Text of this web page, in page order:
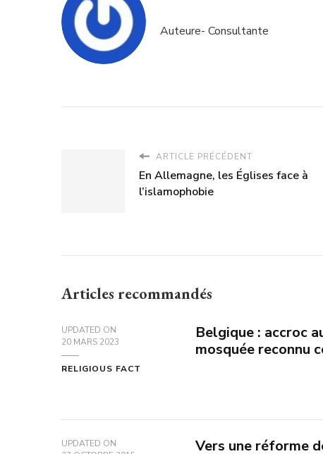
Auteure- Consultante
ARTICLE PRÉCÉDENT
En Allemagne, les Églises face à
l’islamophobie
Articles recommandés
UPDATED ON
20 MARS 2023
RELIGIOUS FACT
Belgique : accroc
mosquée reconnu
UPDATED ON
Vers une réforme